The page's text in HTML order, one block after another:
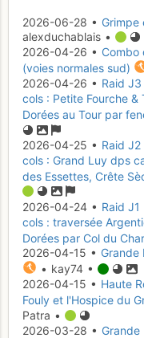
2026-06-28 • Grimpe
alexduchablais •
2026-04-26 • Combo
(voies normales sud)
2026-04-26 • Raid
cols : Petite Fourche
Dorées au Tour par
2026-04-25 • Raid
cols : Grand Luy dps
des Essettes, Crête
2026-04-24 • Raid
cols : traversée
Dorées par Col du
2026-04-15 • Grande
• kay74 •
2026-04-15 • Haute
Fouly et l'Hospice du
Patra •
2026-03-28 • Grande